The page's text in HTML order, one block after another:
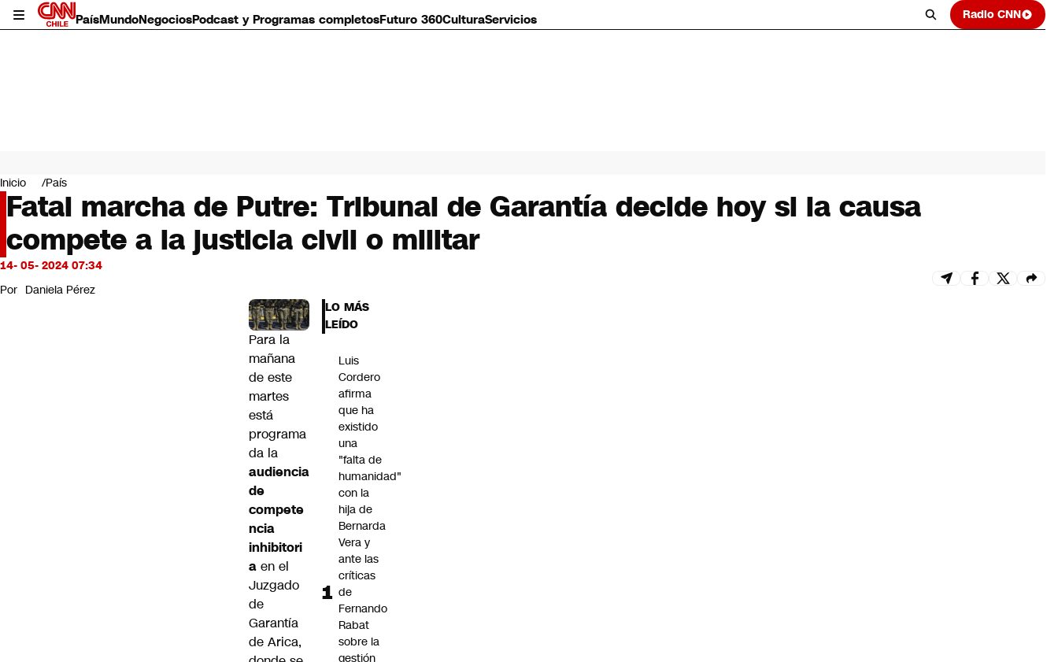
PaísMundoNegociosPodcast y Programas completosFuturo 360CulturaServicios Radio CNN
Mundo
Negocios
Deportes
Programas completos
Cultura
Servicios
Bits
CNN Data
Inicio País
Fatal marcha de Putre: Tribunal de Garantía decide hoy si la causa
compete a la justicia civil o militar
14- 05- 2024 07:34
Por Daniela Pérez
Para la
mañana
de este
martes
está
programa
da la
audiencia
de
compete
ncia
inhibitori
a en el
Juzgado
de
Garantía
de Arica,
LO MÁS
LEÍDO
Luis
Cordero
afirma
que ha
existido
una
"falta de
humanidad"
con la
hija de
Bernarda
Vera y
ante las
críticas
de
Fernando
Rabat
sobre la
gestión